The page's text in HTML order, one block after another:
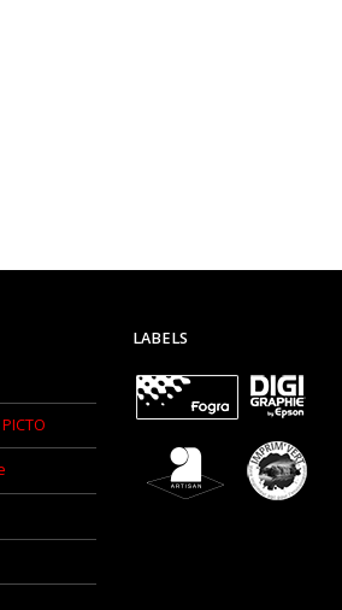
LABELS